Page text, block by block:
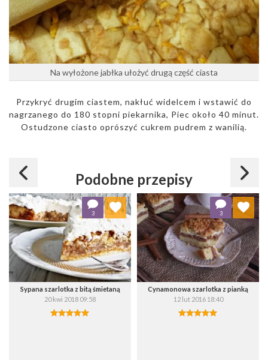
Na wyłożone jabłka ułożyć drugą część ciasta
Przykryć drugim ciastem, nakłuć widelcem i wstawić do
nagrzanego do 180 stopni piekarnika, Piec około 40 minut.
Ostudzone ciasto oprószyć cukrem pudrem z wanilią.
Podobne przepisy
Sypana szarlotka z bitą śmietaną
20 kwi 2018 09:58
3
Dodaj do ulubionych
Wybierz listę:
Cynamonowa szarlotka z pianką
12 lut 2016 18:40
3
Dodaj do ulubionych
Wybierz listę: